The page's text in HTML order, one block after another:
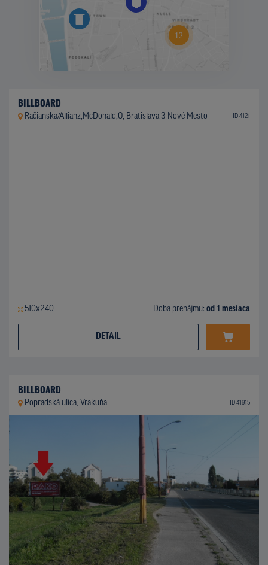
BILLBOARD
Račianska/Allianz,McDonald,O, Bratislava 3-Nové Mesto ID 4121
510x240 Doba prenájmu: od 1 mesiaca
DETAIL
BILLBOARD
Popradská ulica, Vrakuňa ID 41915